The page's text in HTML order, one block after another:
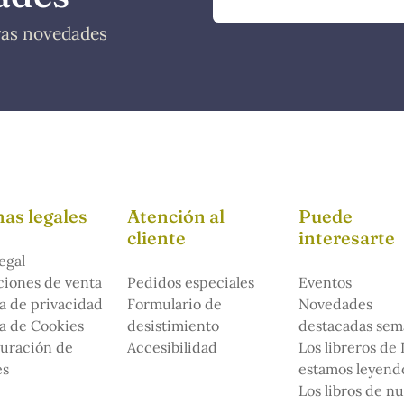
novedades
legales
de venta
de privacidad
de Cookies
de
Atención al
cliente
Pedidos especiales
Formulario de
desistimiento
Accesibilidad
Puede
interesarte
Eventos
Novedades
destacadas
Los libreros de
estamos
Los libros de